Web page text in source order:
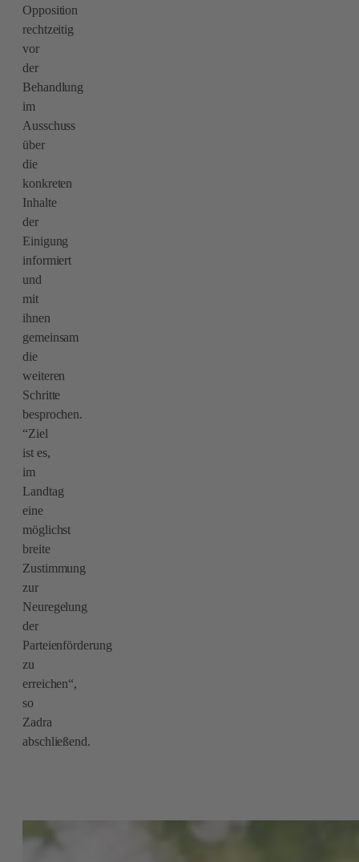
Opposition
rechtzeitig
vor
der
Behandlung
im
Ausschuss
über
die
konkreten
Inhalte
der
Einigung
informiert
und
mit
ihnen
gemeinsam
die
weiteren
Schritte
besprochen.
“Ziel
ist es,
im
Landtag
eine
möglichst
breite
Zustimmung
zur
Neuregelung
der
Parteienförderung
zu
erreichen“,
so
Zadra
abschließend.